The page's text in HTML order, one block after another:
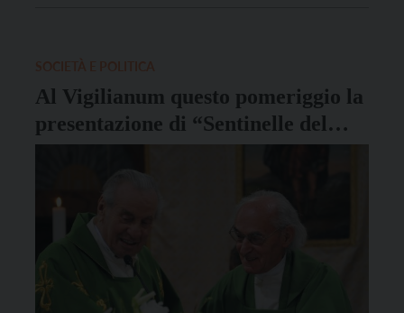
Al Vigilianum questo pomeriggio la
presentazione di “Sentinelle del
Creato” di don Vittorio Cristelli